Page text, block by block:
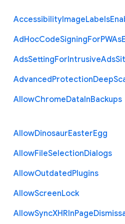
AccessibilityImageLabels
AdHocCodeSigningForPWAs
AdsSettingForIntrusiveAds
AdvancedProtectionDeep
AllowChromeDataInBackups
AllowDinosaurEasterEgg
AllowFileSelectionDialogs
AllowOutdatedPlugins
AllowScreenLock
AllowSyncXHRInPage